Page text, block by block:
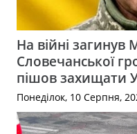
На війні загинув
Словечанської
пішов захищати
Понеділок, 10 Серпня,